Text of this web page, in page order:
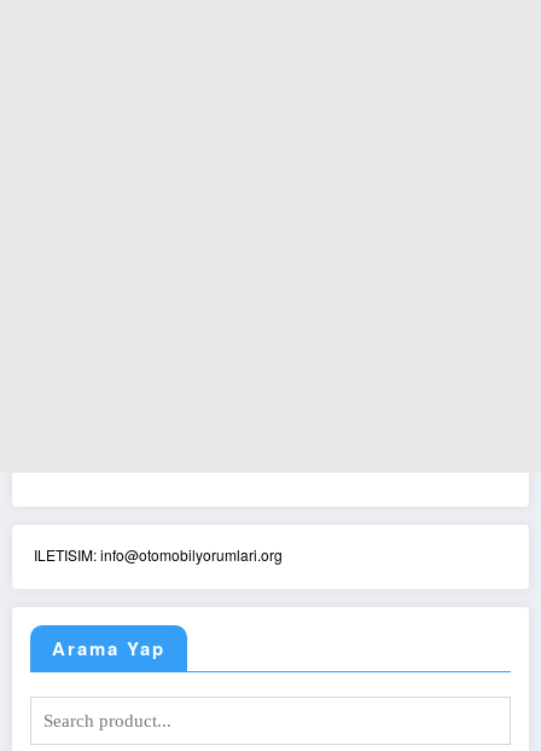
info@otomobilyorumlari.org
Arama Yap